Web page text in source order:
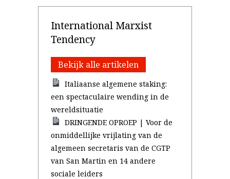
International Marxist
Tendency
Bekijk alle artikelen
Italiaanse algemene staking:
een spectaculaire wending in de
wereldsituatie
DRINGENDE OPROEP | Voor de
onmiddellijke vrijlating van de
algemeen secretaris van de CGTP
van San Martin en 14 andere
sociale leiders